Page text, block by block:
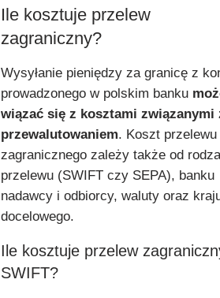
Ile kosztuje przelew
zagraniczny?
Wysyłanie pieniędzy za granicę z
prowadzonego w polskim banku
wiązać się z kosztami związanymi
przewalutowaniem. Koszt przelewu
zagranicznego zależy także od
przelewu (SWIFT czy SEPA), banku
nadawcy i odbiorcy, waluty oraz
docelowego.
Ile kosztuje przelew
SWIFT?